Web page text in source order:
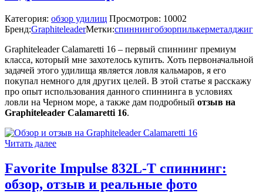
Категория: обзор удилищ Просмотров: 10002
Бренд:GraphiteleaderМетки:спиннингобзорпилькерметалджиг
Graphiteleader Calamaretti 16 – первый спиннинг премиум
класса, который мне захотелось купить. Хоть первоначальной
задачей этого удилища является ловля кальмаров, я его
покупал немного для других целей. В этой статье я расскажу
про опыт использования данного спиннинга в условиях
ловли на Черном море, а также дам подробный отзыв на
Graphiteleader Calamaretti 16.
Читать далее
Favorite Impulse 832L-T спиннинг:
обзор, отзыв и реальные фото